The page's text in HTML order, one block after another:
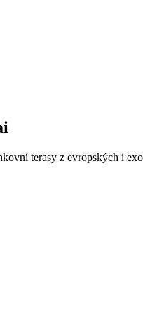
terasy z evropských i